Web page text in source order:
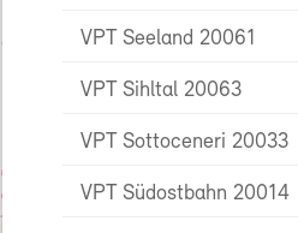
VPT Seeland 20061
VPT Sihltal 20063
VPT Sottoceneri 20033
VPT Südostbahn 20014